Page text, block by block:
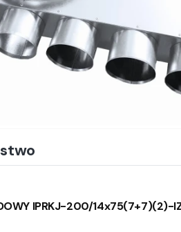
IPRKJ-200/14x75(7+7)(2)-